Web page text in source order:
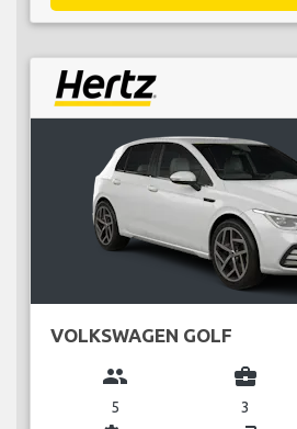
VOLKSWAGEN GOLF
group
5
business_center
3